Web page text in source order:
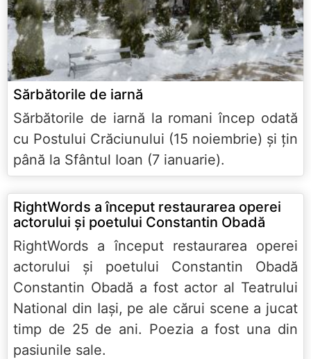
Sărbătorile de iarnă
Sărbătorile de iarnă la romani încep odată
cu Postului Crăciunului (15 noiembrie) și țin
până la Sfântul Ioan (7 ianuarie).
RightWords a început restaurarea operei
actorului și poetului Constantin Obadă
RightWords a început restaurarea operei
actorului și poetului Constantin Obadă
Constantin Obadă a fost actor al Teatrului
National din Iași, pe ale cărui scene a jucat
timp de 25 de ani. Poezia a fost una din
pasiunile sale.